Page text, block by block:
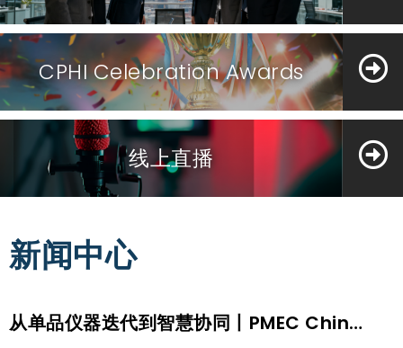
CPHI Celebration Awards
线上直播
新闻中心
从单品仪器迭代到智慧协同丨PMEC China 2026实验室仪器与装备展区高光回顾